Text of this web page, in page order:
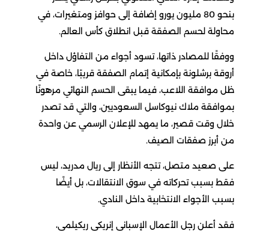
بنحو 80 مليون يورو إضافة إلى حوافز ومتغيرات، في
محاولة لحسم الصفقة قبل انطلاق كأس العالم.
ووفقًا للمصادر ذاتها، تسود أجواء من التفاؤل داخل
أروقة برشلونة بإمكانية إتمام الصفقة قريبًا، خاصة في
ظل موافقة اللاعب، فيما يبقى الحسم النهائي مرهونًا
بموافقة ملاك نيوكاسل السعوديين، والتي قد تصدر
خلال وقت قصير، ما يمهد للإعلان الرسمي عن واحدة
من أبرز صفقات الصيف.
على صعيد متصل، تتجه الأنظار إلى ريال مدريد، ليس
فقط بسبب تحركاته في سوق الانتقالات، بل أيضًا
بسبب الأجواء الانتخابية داخل النادي.
فقد أعلن رجل الأعمال الإسباني إنريكي ريكيلمي،